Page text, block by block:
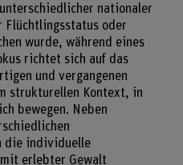
nationaler
Flüchtlingsstatus oder
wurde, während eines
richtet sich auf das
und vergangenen
strukturellen Kontext, in
bewegen. Neben
die individuelle
mit erlebter Gewalt